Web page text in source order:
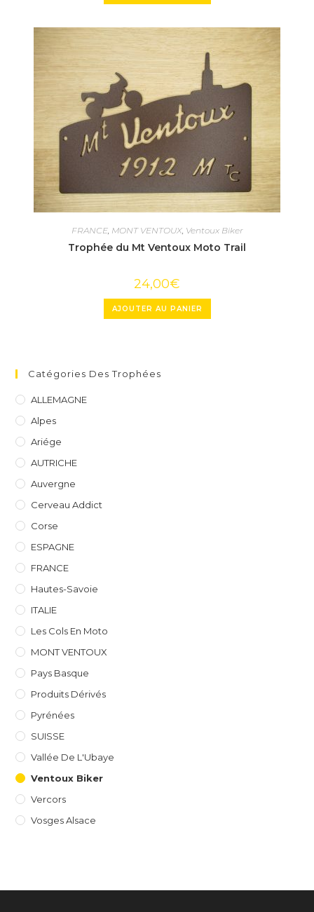
FRANCE, MONT VENTOUX, Ventoux Biker
Trophée du Mt Ventoux Moto Trail
24,00€
AJOUTER AU PANIER
Catégories Des Trophées
ALLEMAGNE
Alpes
Ariége
AUTRICHE
Auvergne
Cerveau Addict
Corse
ESPAGNE
FRANCE
Hautes-Savoie
ITALIE
Les Cols En Moto
MONT VENTOUX
Pays Basque
Produits Dérivés
Pyrénées
SUISSE
Vallée De L'Ubaye
Ventoux Biker
Vercors
Vosges Alsace